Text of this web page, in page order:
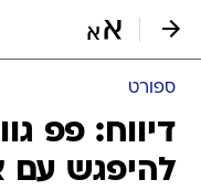
ספורט
דיווח: פפ
להיפגש עם